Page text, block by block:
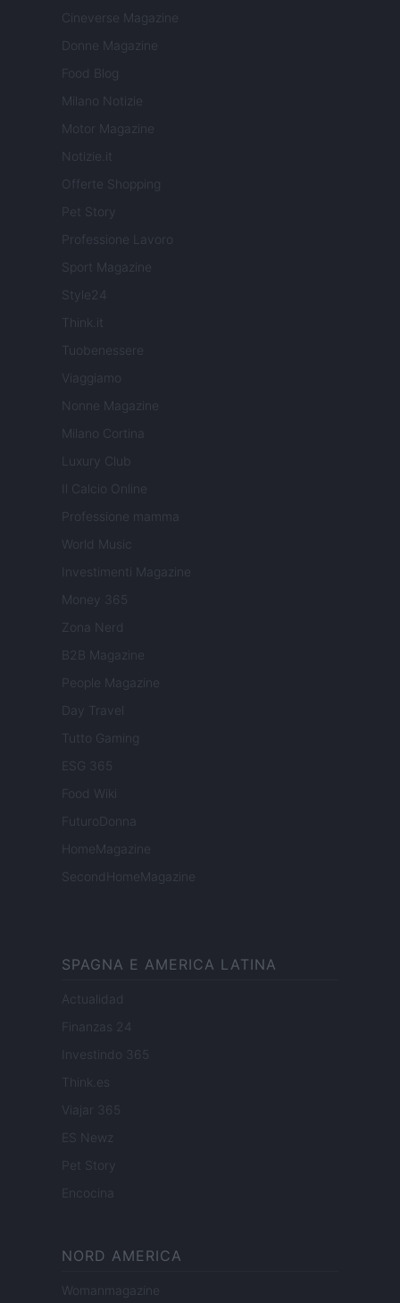
Cineverse Magazine
Donne Magazine
Food Blog
Milano Notizie
Motor Magazine
Notizie.it
Offerte Shopping
Pet Story
Professione Lavoro
Sport Magazine
Style24
Think.it
Tuobenessere
Viaggiamo
Nonne Magazine
Milano Cortina
Luxury Club
Il Calcio Online
Professione mamma
World Music
Investimenti Magazine
Money 365
Zona Nerd
B2B Magazine
People Magazine
Day Travel
Tutto Gaming
ESG 365
Food Wiki
FuturoDonna
HomeMagazine
SecondHomeMagazine
SPAGNA E AMERICA LATINA
Actualidad
Finanzas 24
Investindo 365
Think.es
Viajar 365
ES Newz
Pet Story
Encocina
NORD AMERICA
Womanmagazine